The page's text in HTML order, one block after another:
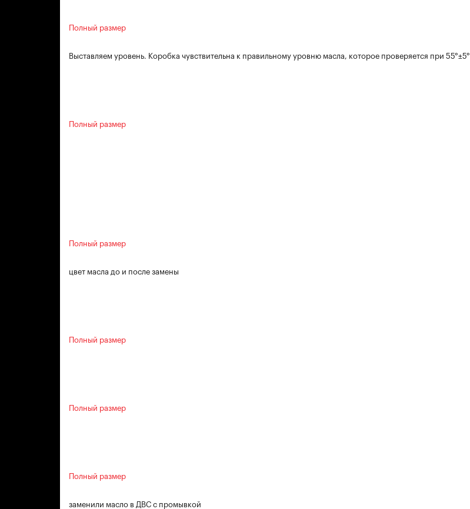
Полный размер
Выставляем уровень. Коробка чувствительна к правильному уровню масла, которое проверяется при 55°±5°
Полный размер
Полный размер
цвет масла до и после замены
Полный размер
Полный размер
Полный размер
заменили масло в ДВС с промывкой